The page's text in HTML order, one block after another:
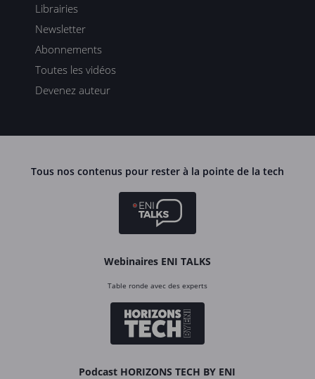
Librairies
Newsletter
Abonnements
Toutes les vidéos
Devenez auteur
Tous nos contenus pour rester à la pointe de la tech
Webinaires ENI TALKS
Table ronde avec des experts
Podcast HORIZONS TECH BY ENI